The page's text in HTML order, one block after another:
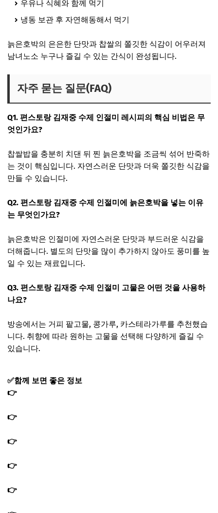
우유나 식혜와 함께 먹기
냉동 보관 후 자연해동해서 먹기
늙은호박의 은은한 단맛과 찹쌀의 쫄깃한 식감이 어우러져
남녀노소 누구나 즐길 수 있는 간식이 완성됩니다.
자주 묻는 질문(FAQ)
Q1. 편스토랑 김재중 수제 인절미 레시피의 핵심 비법은 무
엇인가요?
찹쌀밥을 충분히 치댄 뒤 찐 늙은호박을 조금씩 섞어 반죽하
는 것이 핵심입니다. 자연스러운 단맛과 더욱 쫄깃한 식감을
만들 수 있습니다.
Q2. 편스토랑 김재중 수제 인절미에 늙은호박을 넣는 이유
는 무엇인가요?
늙은호박은 인절미에 자연스러운 단맛과 부드러운 식감을
더해줍니다. 별도의 단맛을 많이 추가하지 않아도 풍미를 높
일 수 있는 재료입니다.
Q3. 편스토랑 김재중 수제 인절미 고물은 어떤 것을 사용하
나요?
방송에서는 거피 팥고물, 콩가루, 카스테라가루를 추천했습
니다. 취향에 따라 원하는 고물을 선택해 다양하게 즐길 수
있습니다.
✅함께 보면 좋은 정보
👉
👉
👉
👉
👉